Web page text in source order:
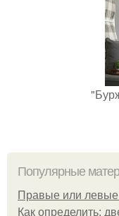
Популярные
Правые или левые
Как определить: